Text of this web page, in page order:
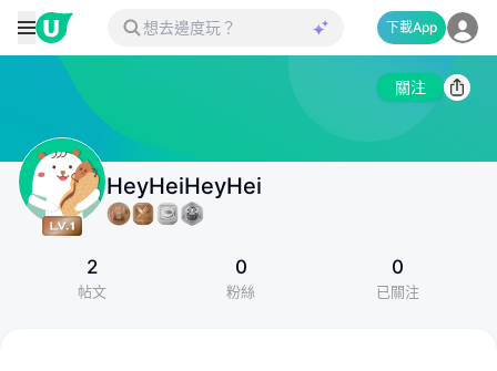
下載App
關注
HeyHeiHeyHei
2
帖文
0
粉絲
0
已關注